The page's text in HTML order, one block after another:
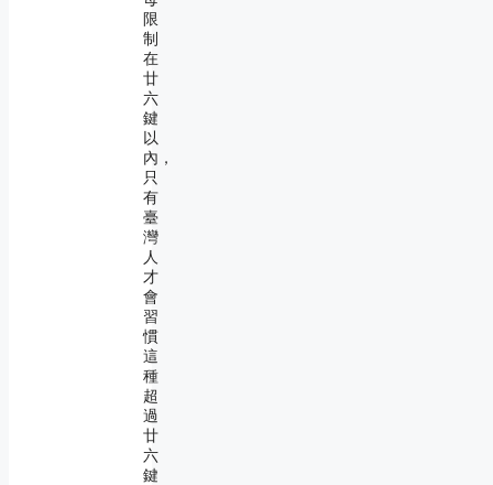
限
制
在
廿
六
鍵
以
內，
只
有
臺
灣
人
才
會
習
慣
這
種
超
過
廿
六
鍵